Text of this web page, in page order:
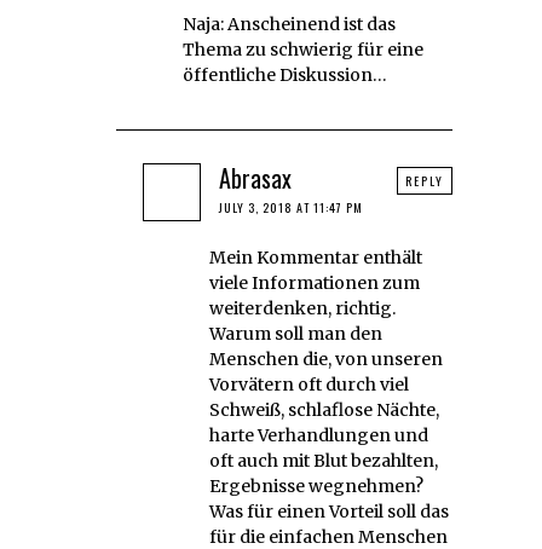
Naja: Anscheinend ist das
Thema zu schwierig für eine
öffentliche Diskussion…
Abrasax
JULY 3, 2018 AT 11:47 PM
Mein Kommentar enthält
viele Informationen zum
weiterdenken, richtig.
Warum soll man den
Menschen die, von unseren
Vorvätern oft durch viel
Schweiß, schlaflose Nächte,
harte Verhandlungen und
oft auch mit Blut bezahlten,
Ergebnisse wegnehmen?
Was für einen Vorteil soll das
für die einfachen Menschen
REPLY